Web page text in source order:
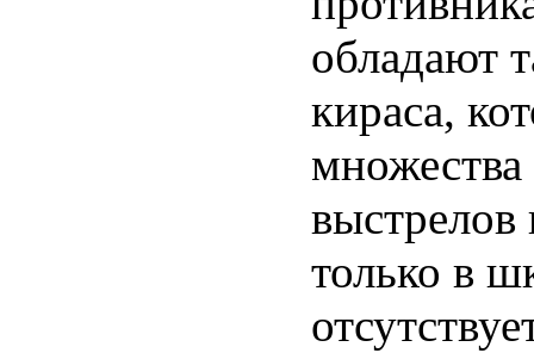
обладают
кираса,
множества
только в